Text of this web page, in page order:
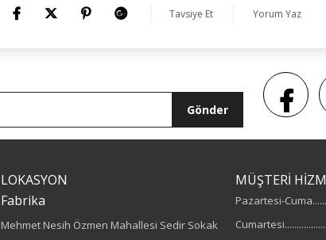
Tavsiye Et Yorum Yaz
Gönder
LOKASYON
Fabrika
Mehmet Nesih Özmen Mahallesi Sedir Sokak
MÜŞTERİ
Pazartesi-